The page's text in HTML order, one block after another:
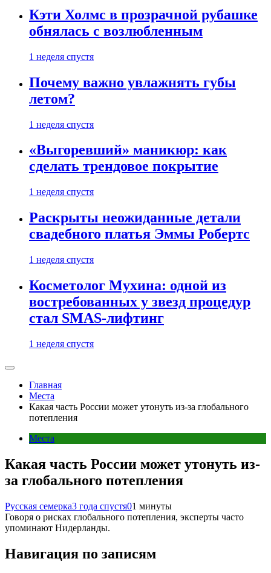
Кэти Холмс в прозрачной рубашке
обнялась с возлюбленным
1 неделя спустя
Почему важно увлажнять губы
летом?
1 неделя спустя
«Выгоревший» маникюр: как
сделать трендовое покрытие
1 неделя спустя
Раскрыты неожиданные детали
свадебного платья Эммы Робертс
1 неделя спустя
Косметолог Мухина: одной из
востребованных у звезд процедур
стал SMAS-лифтинг
1 неделя спустя
Главная
Места
Какая часть России может утонуть из-за глобального
потепления
Места
Какая часть России может утонуть из-
за глобального потепления
Русская семерка3 года спустя01 минуты
Говоря о рисках глобального потепления, эксперты часто
упоминают Нидерланды.
Навигация по записям